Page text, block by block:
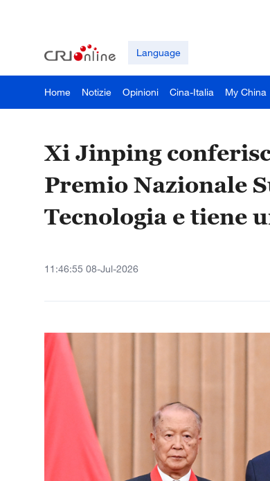
Language
Home Notizie Opinioni Cina-Italia My China
Xi Jinping
Premio Nazionale
Tecnologia e tiene
11:46:55 08-Jul-2026